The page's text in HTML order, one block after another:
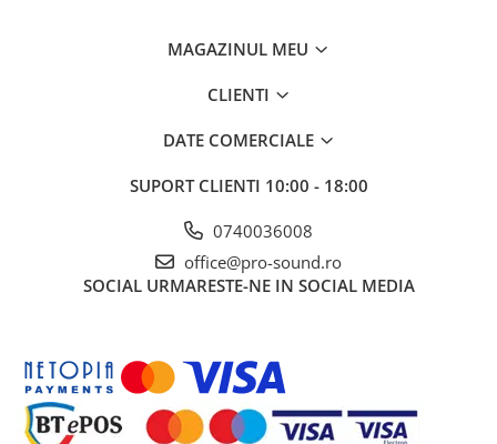
MAGAZINUL MEU
CLIENTI
DATE COMERCIALE
SUPORT CLIENTI 10:00 - 18:00
0740036008
office@pro-sound.ro
SOCIAL URMARESTE-NE IN SOCIAL MEDIA